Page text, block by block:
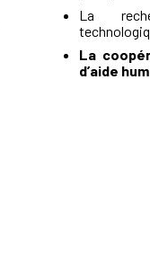
La
La
d’aide